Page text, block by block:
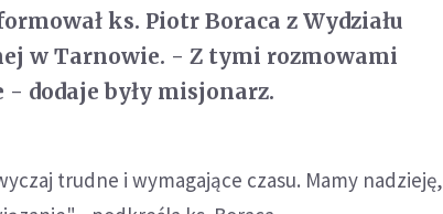
ks. Piotr Boraca z Wydziału
w Tarnowie. - Z tymi rozmowami
- dodaje były misjonarz.
trudne i wymagające czasu. Mamy nadzieję,